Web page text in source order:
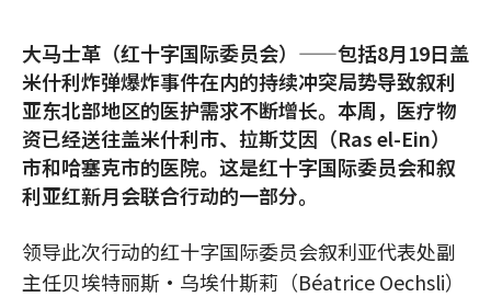
大马士革（红十字国际委员会）——包括8月19日盖
米什利炸弹爆炸事件在内的持续冲突局势导致叙利
亚东北部地区的医护需求不断增长。本周，医疗物
资已经送往盖米什利市、拉斯艾因（Ras el-Ein）
市和哈塞克市的医院。这是红十字国际委员会和叙
利亚红新月会联合行动的一部分。
领导此次行动的红十字国际委员会叙利亚代表处副
主任贝埃特丽斯·乌埃什斯莉（Béatrice Oechsli）